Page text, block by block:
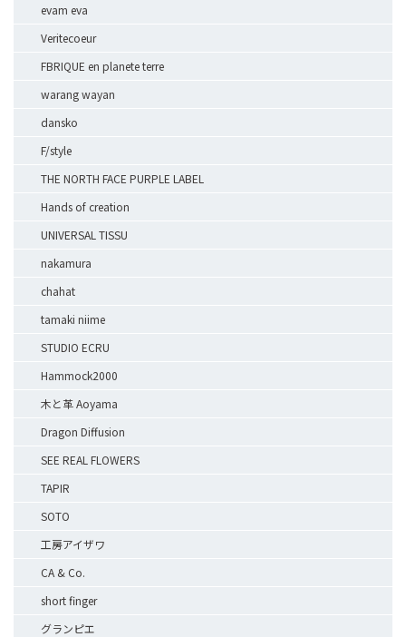
evam eva
Veritecoeur
FBRIQUE en planete terre
warang wayan
dansko
F/style
THE NORTH FACE PURPLE LABEL
Hands of creation
UNIVERSAL TISSU
nakamura
chahat
tamaki niime
STUDIO ECRU
Hammock2000
木と革 Aoyama
Dragon Diffusion
SEE REAL FLOWERS
TAPIR
SOTO
工房アイザワ
CA & Co.
short finger
グランピエ